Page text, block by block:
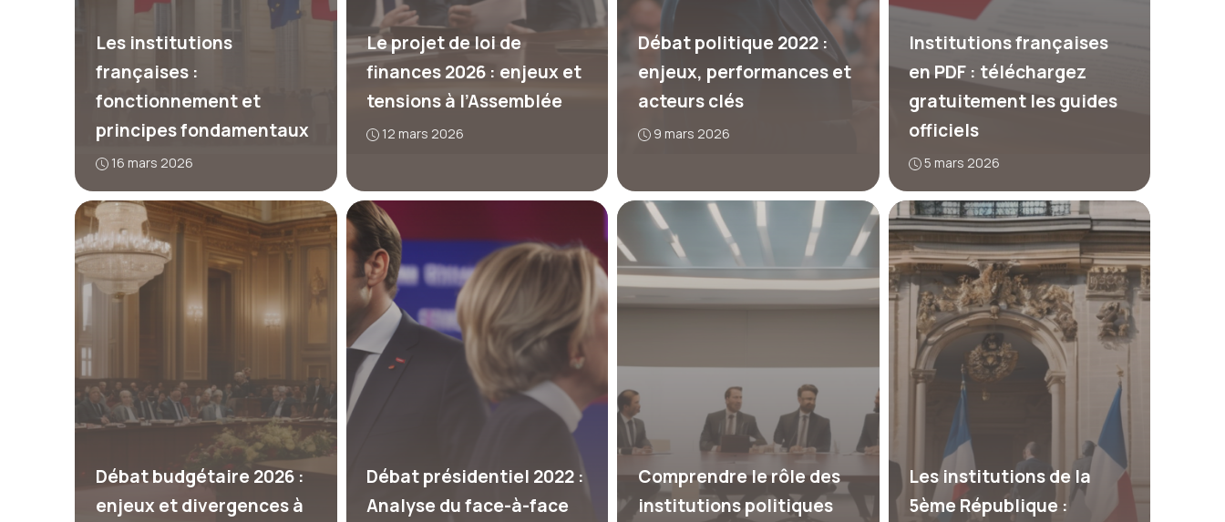
Les institutions
françaises :
fonctionnement et
principes fondamentaux
16 mars 2026
Le projet de loi de
finances 2026 : enjeux et
tensions à l’Assemblée
12 mars 2026
Débat politique 2022 :
enjeux, performances et
acteurs clés
9 mars 2026
Institutions françaises
en PDF : téléchargez
gratuitement les guides
officiels
5 mars 2026
Débat budgétaire 2026 :
enjeux et divergences à
Débat présidentiel 2022 :
Analyse du face-à-face
Comprendre le rôle des
institutions politiques
Les institutions de la
5ème République :